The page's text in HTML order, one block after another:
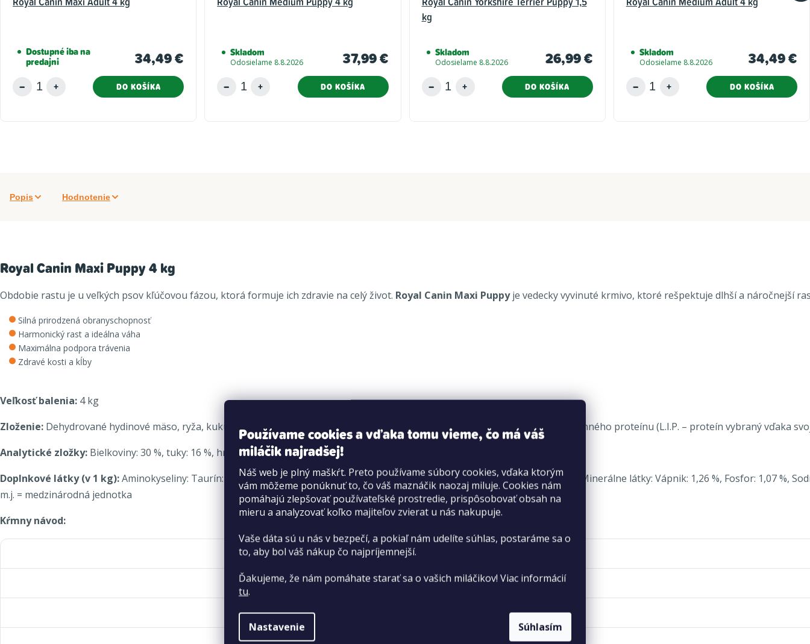
Používame cookies a vďaka tomu vieme, čo má váš
miláčik najradšej!
Náš web je plný maškŕt. Preto používame súbory cookies, vďaka ktorým
vám môžeme ponúknuť to, čo váš maznáčik naozaj miluje. Cookies nám
pomáhajú zlepšovať používateľské prostredie, prispôsobovať obsah na
mieru a analyzovať koľko majiteľov zvierat u nás nakupuje.
Vaše dáta sú u nás v bezpečí, a pokiaľ nám udelíte súhlas, postaráme sa o
to, aby bol váš nákup čo najpríjemnejší.
Ďakujeme, že nám pomáhate starať sa o vašich miláčikov! Viac informácií
tu.
Nastavenie Súhlasím
Dostupné iba na
predajni 34,49 €
DO KOŠÍKA
Skladom
Odosielame 8.8.2026 37,99 €
DO KOŠÍKA
kg
Skladom
Odosielame 8.8.2026 26,99 €
DO KOŠÍKA
Skladom
Odosielame 8.8.2026 34,49 €
DO KOŠÍKA
Popis Hodnotenie
Royal Canin Maxi Puppy 4 kg
Obdobie rastu je u veľkých psov kľúčovou fázou, ktorá formuje ich zdravie na celý život. Royal Canin Maxi Puppyje vedecky vyvinuté krmivo, ktoré rešpektuje dlhší a náročnejší
Silná prirodzená obranyschopnosť
Harmonický rast a ideálna váha
Maximálna podpora trávenia
Zdravé kosti a kĺby
Veľkosť balenia: 4 kg
Zloženie: Dehydrované hydinové mäso, ryža, kukuričná múka, dehydrované bravčové mäso, živočíšne tuky, kukurica, izolát rastlinného proteínu (L.I.P. – proteín vybraný
Analytické zložky: Bielkoviny: 30 %, tuky: 16 %, hrubá vláknina: 2,6 %, popoloviny: 7,7 %, NFE: 34,2 %.
Doplnkové látky (v 1 kg):Aminokyseliny: Taurín: 0,19 %, Arginín: 1,78 %, Lyzín: 1,16 %, Metionín: 0,82 %, Metionín a cystín: 1,2 %. Minerálne látky: Vápnik: 1,26 %, Fosfor: 1,07 %,
m.j. = medzinárodná jednotka
Kŕmny návod: